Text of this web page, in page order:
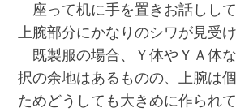
座って机に手を置きお話しして
上腕部分にかなりのシワが見受け
既製服の場合、Ｙ体やＹＡ体
択の余地はあるものの、上腕は
ためどうしても大きめに作られ